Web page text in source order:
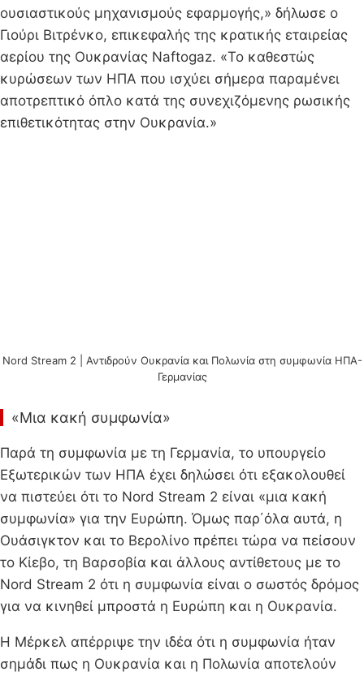
ουσιαστικούς μηχανισμούς εφαρμογής,» δήλωσε ο
Γιούρι Βιτρένκο, επικεφαλής της κρατικής εταιρείας
αερίου της Ουκρανίας Naftogaz. «Το καθεστώς
κυρώσεων των ΗΠΑ που ισχύει σήμερα παραμένει
αποτρεπτικό όπλο κατά της συνεχιζόμενης ρωσικής
επιθετικότητας στην Ουκρανία.»
Nord Stream 2 | Αντιδρούν Ουκρανία και Πολωνία στη συμφωνία ΗΠΑ-
Γερμανίας
«Μια κακή συμφωνία»
Παρά τη συμφωνία με τη Γερμανία, το υπουργείο
Εξωτερικών των ΗΠΑ έχει δηλώσει ότι εξακολουθεί
να πιστεύει ότι το Nord Stream 2 είναι «μια κακή
συμφωνία» για την Ευρώπη. Όμως παρ΄όλα αυτά, η
Ουάσιγκτον και το Βερολίνο πρέπει τώρα να πείσουν
το Κίεβο, τη Βαρσοβία και άλλους αντίθετους με το
Nord Stream 2 ότι η συμφωνία είναι ο σωστός δρόμος
για να κινηθεί μπροστά η Ευρώπη και η Ουκρανία.
Η Μέρκελ απέρριψε την ιδέα ότι η συμφωνία ήταν
σημάδι πως η Ουκρανία και η Πολωνία αποτελούν